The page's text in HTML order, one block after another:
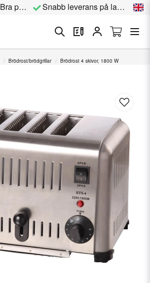
Bra priser Snabb leverans på lagervara
Brödrost/brödgrillar Brödrost 4 skivor, 1800 W